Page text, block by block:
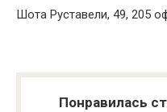
Шота Руставели, 49, 205
Понравилась